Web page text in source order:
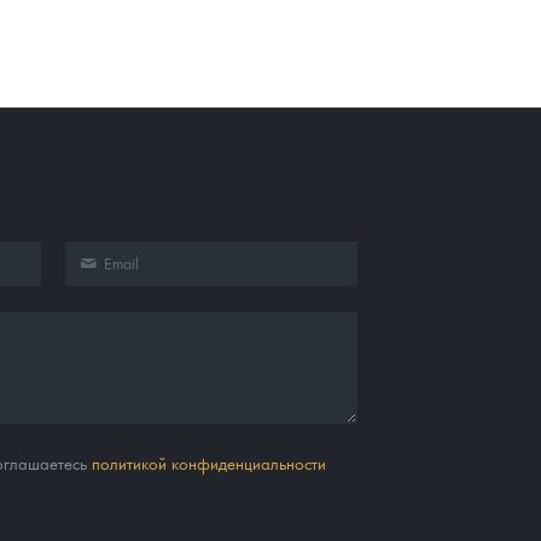
политикой конфиденциальности